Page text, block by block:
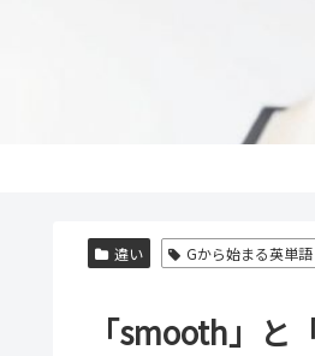
違い Gから始まる英単語
「smooth」と